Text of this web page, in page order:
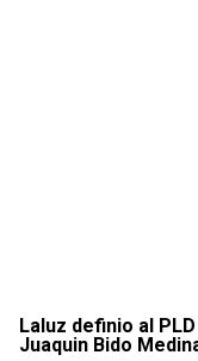
Laluz definio al
Juaquin Bido